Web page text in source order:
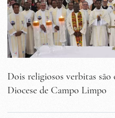
Dois religiosos verbitas são
Diocese de Campo Limpo